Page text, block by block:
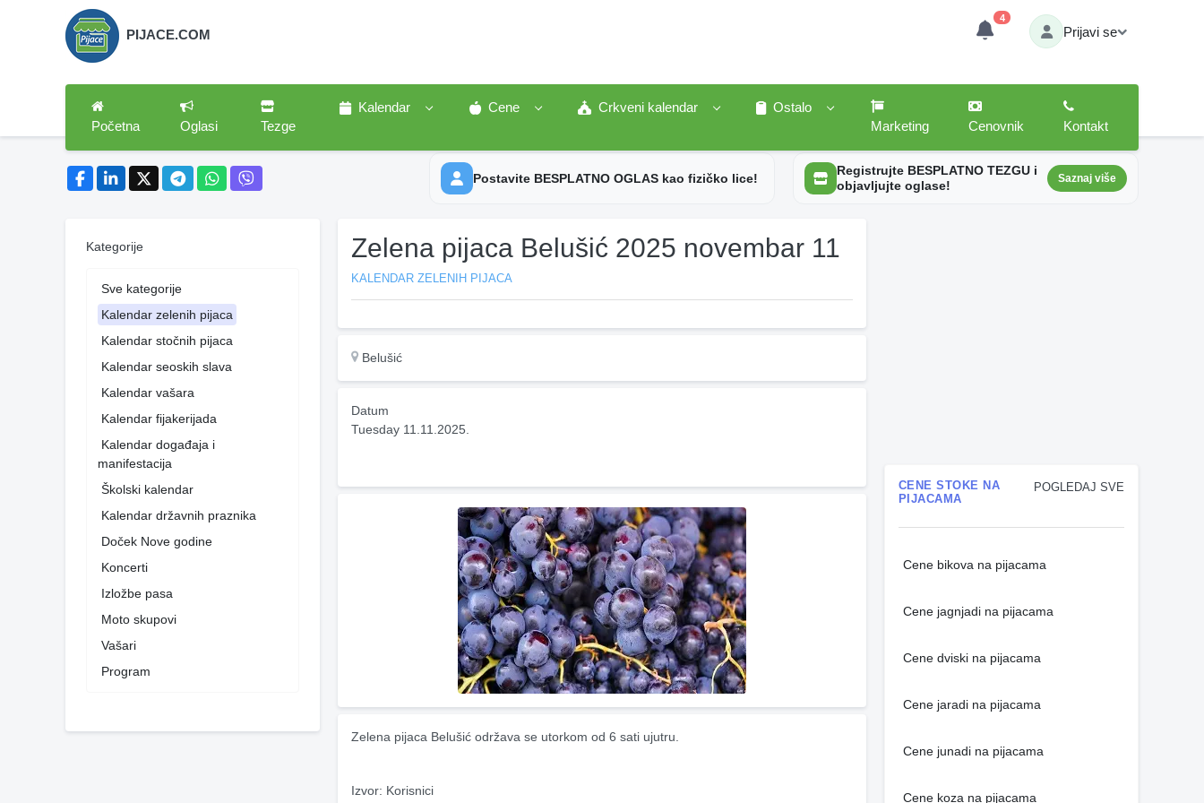
PIJACE.COM
4
Prijavi se
Početna Oglasi Tezge
Kalendar Cene Crkveni kalendar
Ostalo
Marketing
Cenovnik Kontakt
Postavite BESPLATNO OGLAS kao fizičko lice!
Registrujte BESPLATNO TEZGU i
objavljujte oglase!
Saznaj više
Kategorije
Sve kategorije
Kalendar zelenih pijaca
Kalendar stočnih pijaca
Kalendar seoskih slava
Kalendar vašara
Kalendar fijakerijada
Kalendar događaja i
manifestacija
Školski kalendar
Kalendar državnih praznika
Doček Nove godine
Koncerti
Izložbe pasa
Moto skupovi
Vašari
Program
Zelena pijaca Belušić 2025 novembar 11
KALENDAR ZELENIH PIJACA
Belušić
Datum
Tuesday 11.11.2025.
Zelena pijaca Belušić održava se utorkom od 6 sati ujutru.
Izvor: Korisnici
POGLEDAJ SVE
CENE STOKE NA
PIJACAMA
Cene bikova na pijacama
Cene jagnjadi na pijacama
Cene dviski na pijacama
Cene jaradi na pijacama
Cene junadi na pijacama
Cene koza na pijacama